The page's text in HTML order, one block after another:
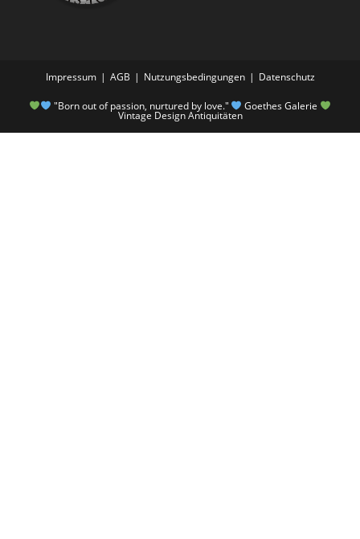
Impressum AGB Nutzungsbedingungen Datenschutz
"Born out of passion, nurtured by love." Goethes Galerie
Vintage Design Antiquitäten